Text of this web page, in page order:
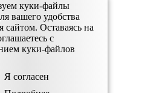
куки-файлы
вашего удобства
сайтом. Оставаясь на
с
куки-файлов
Я согласен